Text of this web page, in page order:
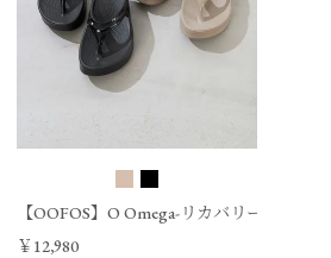
【OOFOS】O Omega-リカバリーサンダル/
￥12,980